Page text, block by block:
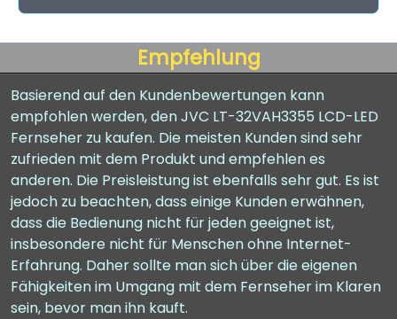
Empfehlung
Basierend auf den Kundenbewertungen kann
empfohlen werden, den JVC LT-32VAH3355 LCD-LED
Fernseher zu kaufen. Die meisten Kunden sind sehr
zufrieden mit dem Produkt und empfehlen es
anderen. Die Preisleistung ist ebenfalls sehr gut. Es ist
jedoch zu beachten, dass einige Kunden erwähnen,
dass die Bedienung nicht für jeden geeignet ist,
insbesondere nicht für Menschen ohne Internet-
Erfahrung. Daher sollte man sich über die eigenen
Fähigkeiten im Umgang mit dem Fernseher im Klaren
sein, bevor man ihn kauft.